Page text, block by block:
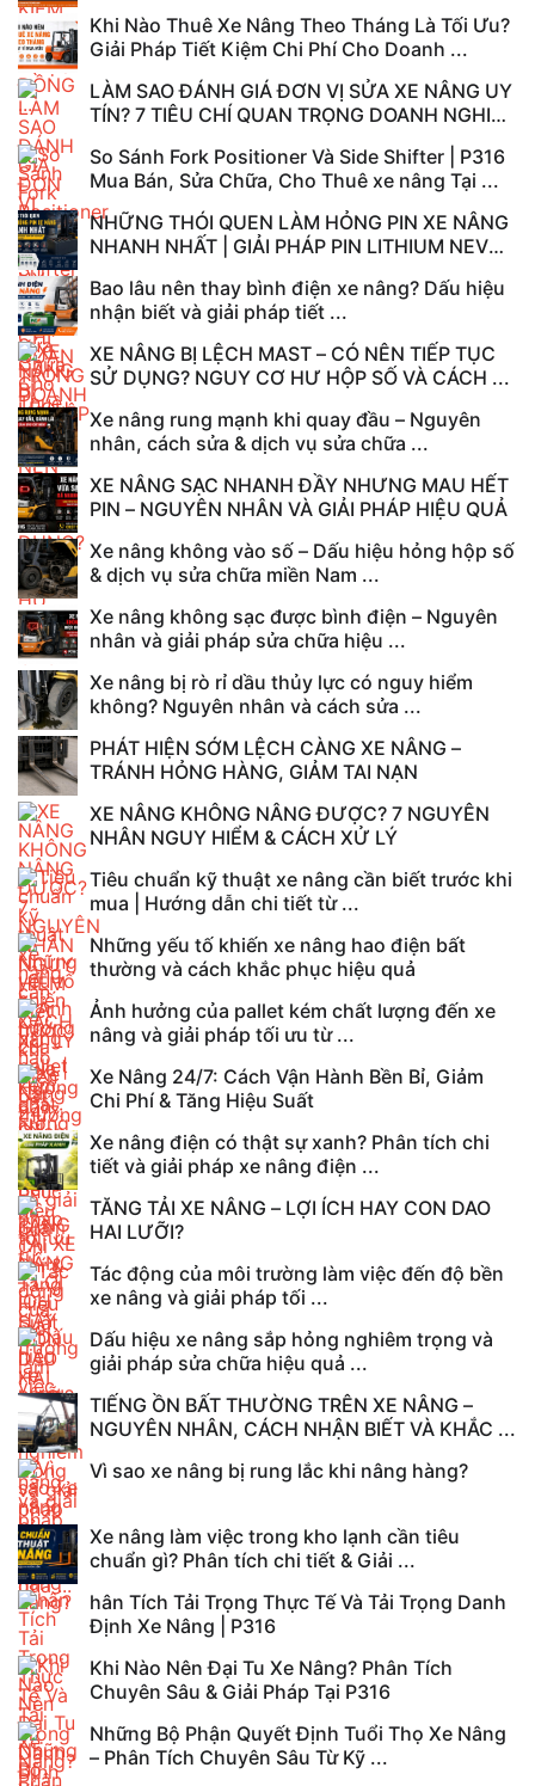
Khi Nào Thuê Xe Nâng Theo Tháng Là Tối Ưu?
Giải Pháp Tiết Kiệm Chi Phí Cho Doanh ...
LÀM SAO ĐÁNH GIÁ ĐƠN VỊ SỬA XE NÂNG UY
TÍN? 7 TIÊU CHÍ QUAN TRỌNG DOANH NGHIỆP
So Sánh Fork Positioner Và Side Shifter | P316
Mua Bán, Sửa Chữa, Cho Thuê xe nâng Tại ...
NHỮNG THÓI QUEN LÀM HỎNG PIN XE NÂNG
NHANH NHẤT | GIẢI PHÁP PIN LITHIUM NEV
Bao lâu nên thay bình điện xe nâng? Dấu hiệu
nhận biết và giải pháp tiết ...
XE NÂNG BỊ LỆCH MAST – CÓ NÊN TIẾP TỤC
SỬ DỤNG? NGUY CƠ HƯ HỘP SỐ VÀ CÁCH ...
Xe nâng rung mạnh khi quay đầu – Nguyên
nhân, cách sửa & dịch vụ sửa chữa ...
XE NÂNG SẠC NHANH ĐẦY NHƯNG MAU HẾT
PIN – NGUYÊN NHÂN VÀ GIẢI PHÁP HIỆU QUẢ
Xe nâng không vào số – Dấu hiệu hỏng hộp số
& dịch vụ sửa chữa miền Nam ...
Xe nâng không sạc được bình điện – Nguyên
nhân và giải pháp sửa chữa hiệu ...
Xe nâng bị rò rỉ dầu thủy lực có nguy hiểm
không? Nguyên nhân và cách sửa ...
PHÁT HIỆN SỚM LỆCH CÀNG XE NÂNG –
TRÁNH HỎNG HÀNG, GIẢM TAI NẠN
XE NÂNG KHÔNG NÂNG ĐƯỢC? 7 NGUYÊN
NHÂN NGUY HIỂM & CÁCH XỬ LÝ
Tiêu chuẩn kỹ thuật xe nâng cần biết trước khi
mua | Hướng dẫn chi tiết từ ...
Những yếu tố khiến xe nâng hao điện bất
thường và cách khắc phục hiệu quả
Ảnh hưởng của pallet kém chất lượng đến xe
nâng và giải pháp tối ưu từ ...
Xe Nâng 24/7: Cách Vận Hành Bền Bỉ, Giảm
Chi Phí & Tăng Hiệu Suất
Xe nâng điện có thật sự xanh? Phân tích chi
tiết và giải pháp xe nâng điện ...
TĂNG TẢI XE NÂNG – LỢI ÍCH HAY CON DAO
HAI LƯỠI?
Tác động của môi trường làm việc đến độ bền
xe nâng và giải pháp tối ...
Dấu hiệu xe nâng sắp hỏng nghiêm trọng và
giải pháp sửa chữa hiệu quả ...
TIẾNG ỒN BẤT THƯỜNG TRÊN XE NÂNG –
NGUYÊN NHÂN, CÁCH NHẬN BIẾT VÀ KHẮC ...
Vì sao xe nâng bị rung lắc khi nâng hàng?
Xe nâng làm việc trong kho lạnh cần tiêu
chuẩn gì? Phân tích chi tiết & Giải ...
hân Tích Tải Trọng Thực Tế Và Tải Trọng Danh
Định Xe Nâng | P316
Khi Nào Nên Đại Tu Xe Nâng? Phân Tích
Chuyên Sâu & Giải Pháp Tại P316
Những Bộ Phận Quyết Định Tuổi Thọ Xe Nâng
– Phân Tích Chuyên Sâu Từ Kỹ ...